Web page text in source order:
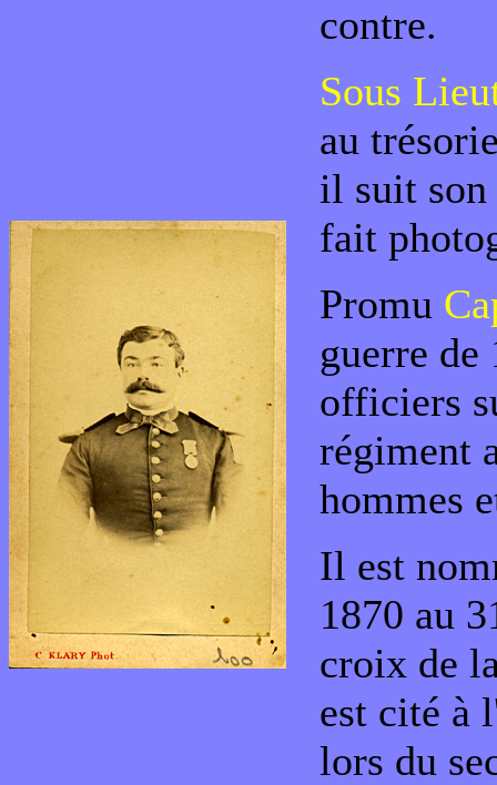
contre.
Sous
au
il suit son
fait
Promu
guerre
officiers
régiment
hommes
Il est
1870 au
croix de
est cité à
lors du